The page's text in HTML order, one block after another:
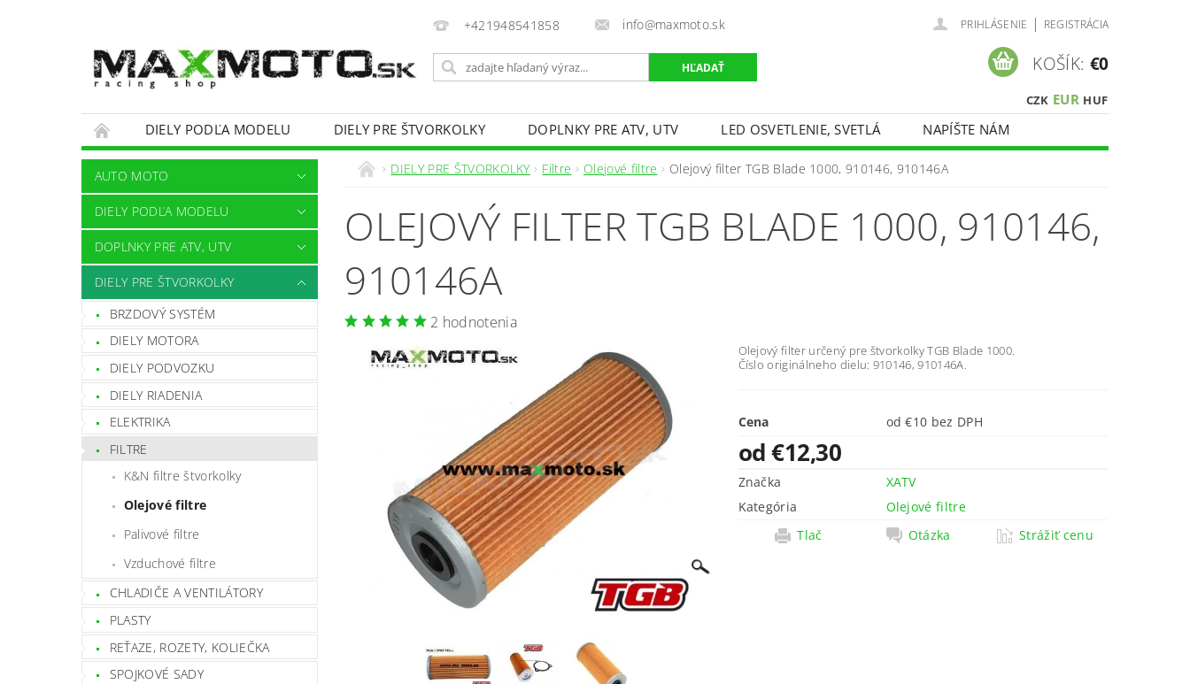
+421948541858 info@maxmoto.sk PRIHLÁSENIE | REGISTRÁCIA
CZK EUR HUF
KOŠÍK: €0
DIELY PODĽA MODELU DIELY PRE ŠTVORKOLKY DOPLNKY PRE ATV, UTV LED OSVETLENIE, SVETLÁ
NAPÍŠTE NÁM
OBCHODNÉ PODMIENKY
KONTAKTY
AUTO MOTO
DIELY PODĽA MODELU
DOPLNKY PRE ATV, UTV
DIELY PRE ŠTVORKOLKY
BRZDOVÝ SYSTÉM
DIELY MOTORA
DIELY PODVOZKU
DIELY RIADENIA
ELEKTRIKA
FILTRE
K&N filtre štvorkolky
Olejové filtre
Palivové filtre
Vzduchové filtre
CHLADIČE A VENTILÁTORY
PLASTY
REŤAZE, ROZETY, KOLIEČKA
SPOJKOVÉ SADY
DIELY PRE ŠTVORKOLKY Filtre Olejové filtre Olejový filter TGB Blade 1000, 910146, 910146A
OLEJOVÝ FILTER TGB BLADE 1000, 910146,
910146A
2 hodnotenia
Olejový filter určený pre štvorkolky TGB Blade 1000.
Číslo originálneho dielu: 910146, 910146A.
Cena od €10 bez DPH
od €12,30
Značka
XATV
Kategória
Olejové filtre
Tlač
Otázka Strážiť cenu